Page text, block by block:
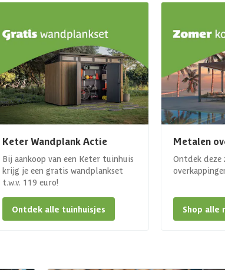
Keter Wandplank Actie
Bij aankoop van een Keter tuinhuis
krijg je een gratis wandplankset
t.w.v. 119 euro!
Ontdek alle tuinhuisjes
Metalen
Ontdek deze
Shop alle